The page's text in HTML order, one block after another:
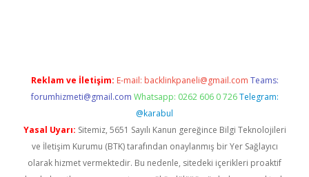
Reklam ve İletişim: E-mail: backlinkpaneli@gmail.com Teams:
forumhizmeti@gmail.com Whatsapp: 0262 606 0 726 Telegram:
@karabul
Yasal Uyarı: Sitemiz, 5651 Sayılı Kanun gereğince Bilgi Teknolojileri
ve İletişim Kurumu (BTK) tarafından onaylanmış bir Yer Sağlayıcı
olarak hizmet vermektedir. Bu nedenle, sitedeki içerikleri proaktif